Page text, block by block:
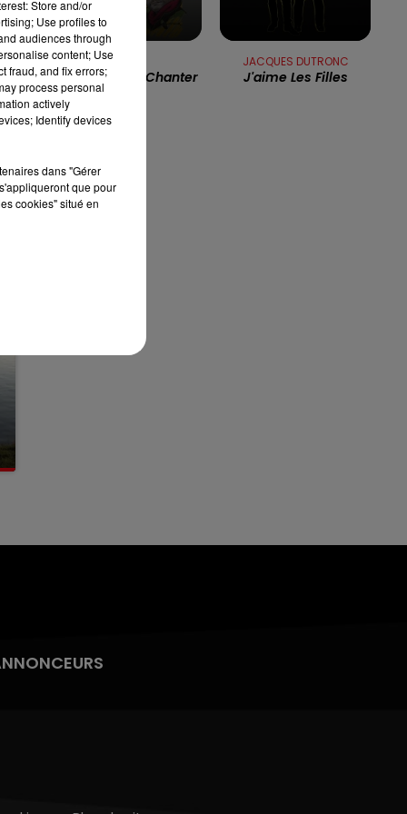
13h00 - 16h00
LES APRÈS-MIDI QUI CHANTENT
GOLD
Laissez-Nous Chanter
JACQUES DUTRONC
J'aime Les Filles
Store and/or
Use profiles to
audiences through
content; Use
fraud, and fix errors;
process personal
actively
Identify devices
dans "Gérer
que pour
cookies" situé en